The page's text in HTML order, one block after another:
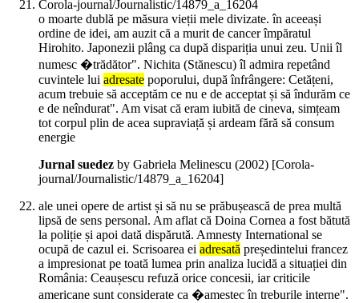
Corola-journal/Journalistic/14879_a_16204
o moarte dublă pe măsura vieții mele divizate. în aceeași
ordine de idei, am auzit că a murit de cancer împăratul
Hirohito. Japonezii plâng ca după dispariția unui zeu. Unii îl
numesc �trădător". Nichita (Stănescu) îl admira repetând
cuvintele lui adresate poporului, după înfrângere: Cetățeni,
acum trebuie să acceptăm ce nu e de acceptat și să îndurăm ce
e de neîndurat". Am visat că eram iubită de cineva, simțeam
tot corpul plin de acea supraviață și ardeam fără să consum
energie
Jurnal suedez by Gabriela Melinescu (2002) [Corola-
journal/Journalistic/14879_a_16204]
ale unei opere de artist și să nu se prăbușească de prea multă
lipsă de sens personal. Am aflat că Doina Cornea a fost bătută
la poliție și apoi dată dispărută. Amnesty International se
ocupă de cazul ei. Scrisoarea ei adresată președintelui francez
a impresionat pe toată lumea prin analiza lucidă a situației din
România: Ceaușescu refuză orice concesii, iar criticile
americane sunt considerate ca �amestec în treburile interne".